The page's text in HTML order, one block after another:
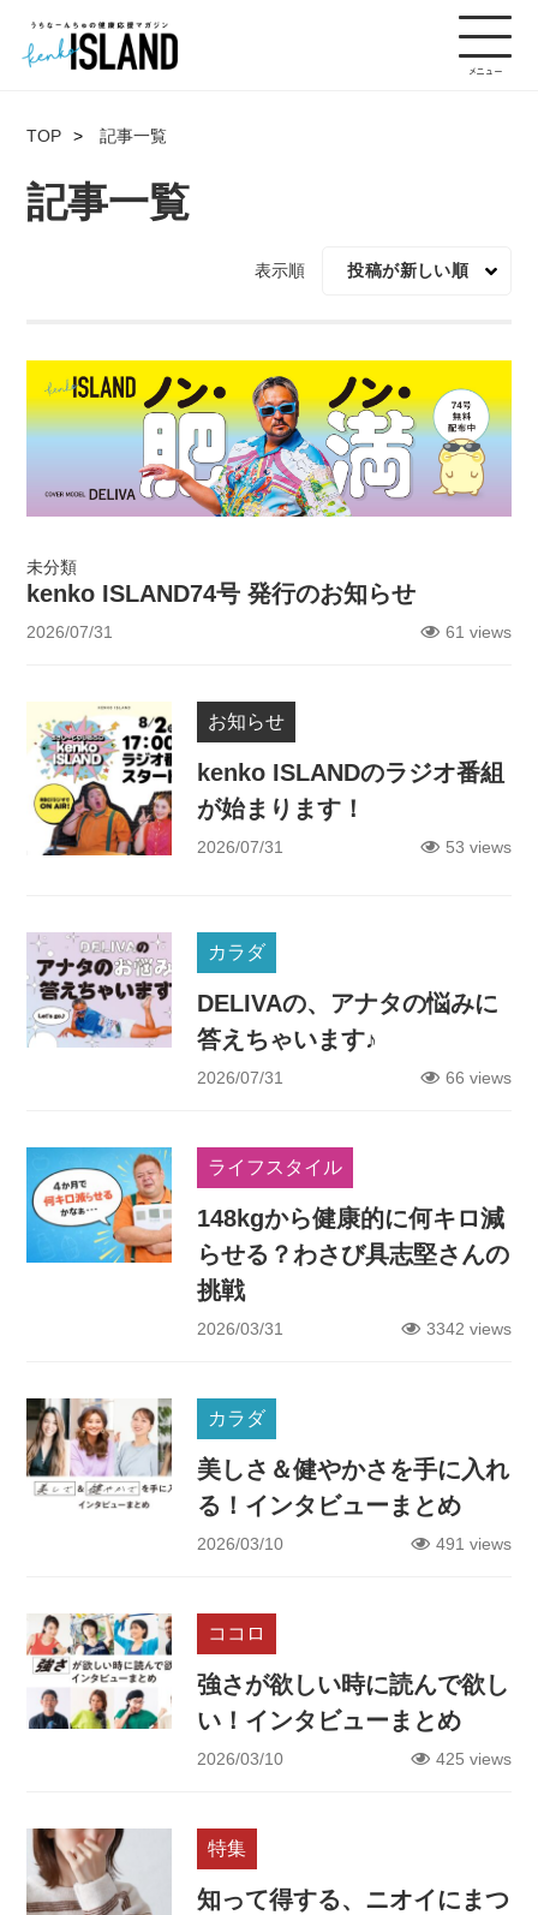
TOP 記事一覧
記事一覧
表示順
未分類
kenko ISLAND74号 発行のお知らせ
2026/07/31 61 views
お知らせ
kenko ISLANDのラジオ番組
が始まります！
2026/07/31 53 views
カラダ
DELIVAの、アナタの悩みに
答えちゃいます♪
2026/07/31 66 views
ライフスタイル
148kgから健康的に何キロ減
らせる？わさび具志堅さんの
挑戦
2026/03/31 3342 views
カラダ
美しさ＆健やかさを手に入れ
る！インタビューまとめ
2026/03/10 491 views
ココロ
強さが欲しい時に読んで欲し
い！インタビューまとめ
2026/03/10 425 views
特集
知って得する、ニオイにまつ